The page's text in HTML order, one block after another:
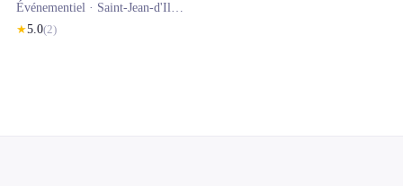
Événementiel · Saint-Jean-d'Illac
★5.0(2)